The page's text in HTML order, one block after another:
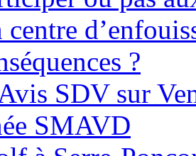
centre
?
SDV sur
SMAVD